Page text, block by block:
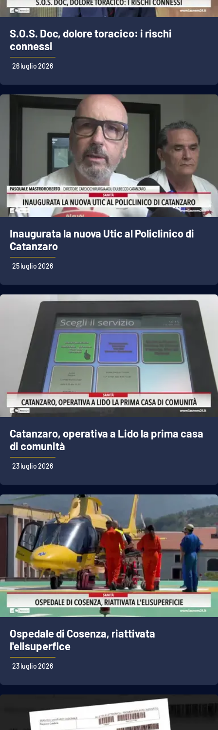
S.O.S. Doc, dolore toracico: i rischi
connessi
26 luglio 2026
Inaugurata la nuova Utic al Policlinico di
Catanzaro
25 luglio 2026
Catanzaro, operativa a Lido la prima casa
di comunità
23 luglio 2026
Ospedale di Cosenza, riattivata
l'elisuperfice
23 luglio 2026